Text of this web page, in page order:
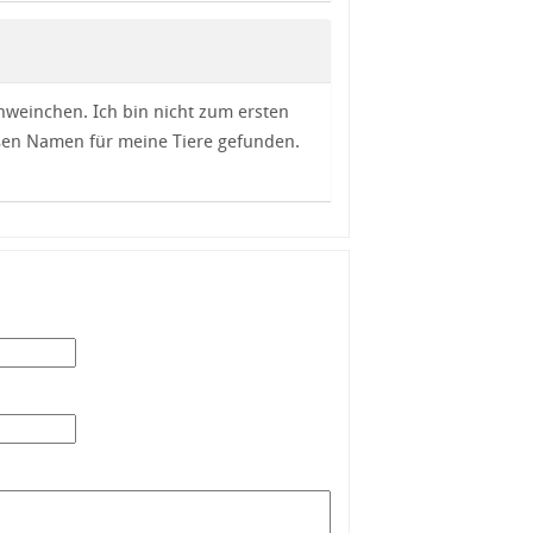
Ich bin nicht zum ersten
Namen für meine Tiere gefunden.